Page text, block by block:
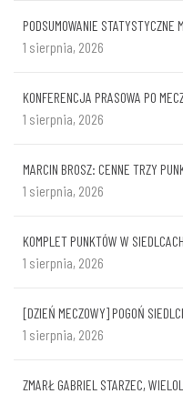
PODSUMOWANIE STATYSTYCZNE
1 sierpnia, 2026
KONFERENCJA PRASOWA PO
1 sierpnia, 2026
MARCIN BROSZ: CENNE TRZY
1 sierpnia, 2026
KOMPLET PUNKTÓW W
1 sierpnia, 2026
[DZIEŃ MECZOWY] POGOŃ
1 sierpnia, 2026
ZMARŁ GABRIEL STARZEC,